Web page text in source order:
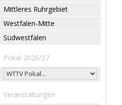
Mittleres Ruhrgebiet
Westfalen-Mitte
Südwestfalen
Pokal 2026/27
Veranstaltungen